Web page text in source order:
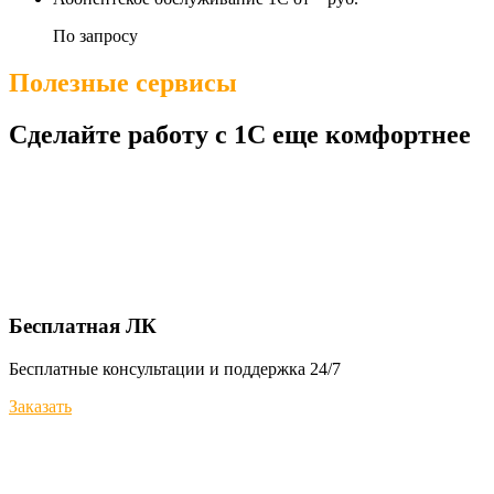
По запросу
Полезные сервисы
Сделайте работу с 1С еще комфортнее
Бесплатная ЛК
Бесплатные консультации и поддержка 24/7
Заказать